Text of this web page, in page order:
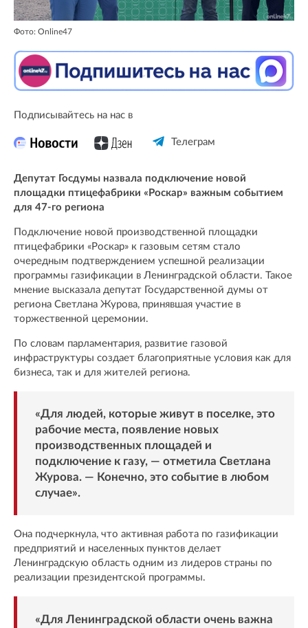
Фото: Online47
Подписывайтесь на нас в
Телеграм
Депутат Госдумы назвала подключение новой
площадки птицефабрики «Роскар» важным событием
для 47-го региона
Подключение новой производственной площадки
птицефабрики «Роскар» к газовым сетям стало
очередным подтверждением успешной реализации
программы газификации в Ленинградской области. Такое
мнение высказала депутат Государственной думы от
региона Светлана Журова, принявшая участие в
торжественной церемонии.
По словам парламентария, развитие газовой
инфраструктуры создает благоприятные условия как для
бизнеса, так и для жителей региона.
«Для людей, которые живут в поселке, это
рабочие места, появление новых
производственных площадей и
подключение к газу, — отметила Светлана
Журова. — Конечно, это событие в любом
случае».
Она подчеркнула, что активная работа по газификации
предприятий и населенных пунктов делает
Ленинградскую область одним из лидеров страны по
реализации президентской программы.
«Для Ленинградской области очень важна